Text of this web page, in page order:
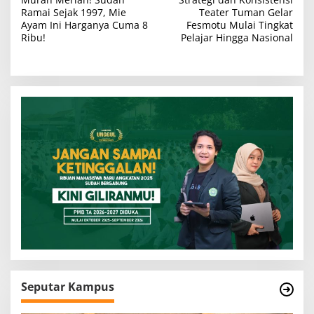
a
v
i
g
a
Ramai Sejak 1997, Mie
Ayam Ini Harganya Cuma 8
Ribu!
Teater Tuman Gelar
Fesmotu Mulai Tingkat
Pelajar Hingga Nasional
Seputar Kampus